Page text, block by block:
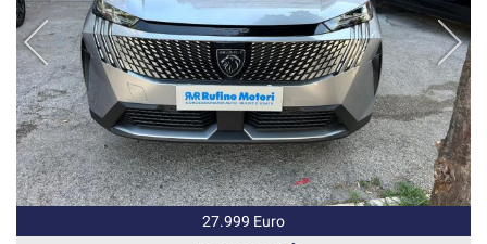
27.999 Euro